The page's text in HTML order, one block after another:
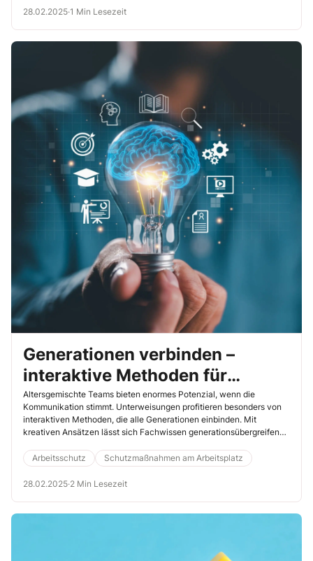
28.02.2025·1 Min Lesezeit
Generationen verbinden –
interaktive Methoden für
altersgemischte Gruppen
Altersgemischte Teams bieten enormes Potenzial, wenn die
Kommunikation stimmt. Unterweisungen profitieren besonders von
interaktiven Methoden, die alle Generationen einbinden. Mit
kreativen Ansätzen lässt sich Fachwissen generationsübergreifend
erfahrenen Mitarbeitenden. So wird Ihre Unterweisung zum Erfolg für
jedes Alter.
Arbeitsschutz Schutzmaßnahmen am Arbeitsplatz
28.02.2025·2 Min Lesezeit